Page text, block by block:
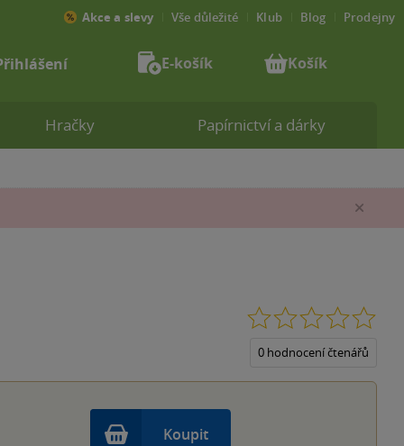
0 hodnocení čtenářů
Koupit
Hračky Papírnictví a dárky
Akce a slevy Vše důležité Klub Blog Prodejny
E-košík Košík